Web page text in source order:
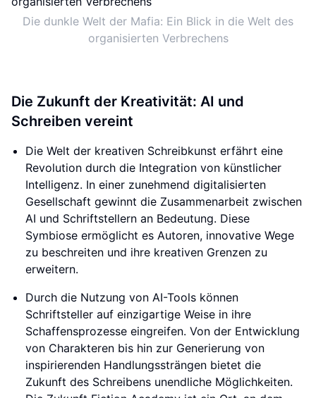
Die dunkle Welt der Mafia: Ein Blick in die Welt des
organisierten Verbrechens
Die Zukunft der Kreativität: AI und
Schreiben vereint
Die Welt der kreativen Schreibkunst erfährt eine
Revolution durch die Integration von künstlicher
Intelligenz. In einer zunehmend digitalisierten
Gesellschaft gewinnt die Zusammenarbeit zwischen
AI und Schriftstellern an Bedeutung. Diese
Symbiose ermöglicht es Autoren, innovative Wege
zu beschreiten und ihre kreativen Grenzen zu
erweitern.
Durch die Nutzung von AI-Tools können
Schriftsteller auf einzigartige Weise in ihre
Schaffensprozesse eingreifen. Von der Entwicklung
von Charakteren bis hin zur Generierung von
inspirierenden Handlungssträngen bietet die
Zukunft des Schreibens unendliche Möglichkeiten.